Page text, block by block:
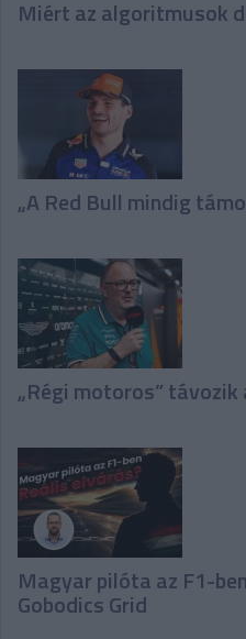
Miért az algoritmusok
„A Red Bull mindig
„Régi motoros”
Magyar pilóta az F1-
Gobodics Grid